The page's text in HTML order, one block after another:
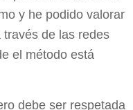
y he podido valorar
de las redes
el método está
debe ser respetada